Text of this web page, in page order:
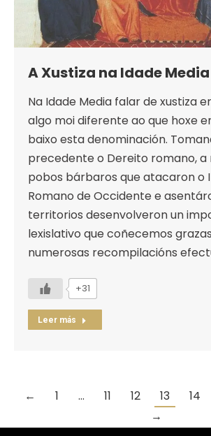
A Xustiza na Idade Media
Na Idade Media falar de xustiza
algo moi diferente ao que hoxe
baixo esta denominación.
precedente o Dereito romano, a
pobos bárbaros que atacaron o
Romano de Occidente e
territorios desenvolveron un
lexislativo que coñecemos
numerosas recompilacións
+31
Leer más
← 1 … 11 12 13 14
→